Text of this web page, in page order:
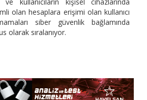
ve kullanıcıların kişisel cihazlarında
olan hesaplara erişimi olan kullanıcı
siber güvenlik bağlamında
olarak sıralanıyor.